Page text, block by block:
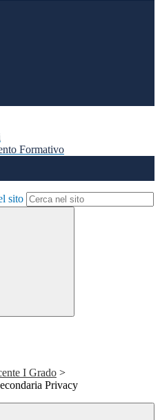
Formativo
sito
I Grado >
Privacy